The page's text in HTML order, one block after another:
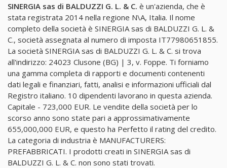
SINERGIA sas di BALDUZZI G. L. & C. è un'azienda, che è
stata registrata 2014 nella regione N\A, Italia. Il nome
completo della società è SINERGIA sas di BALDUZZI G. L. &
C., società assegnata al numero di imposta IT77980651855.
La società SINERGIA sas di BALDUZZI G. L. & C. si trova
all'indirizzo: 24023 Clusone (BG) | 3, v. Foppe. Ti forniamo
una gamma completa di rapporti e documenti contenenti
dati legali e finanziari, fatti, analisi e informazioni ufficiali dal
Registro italiano. 10 dipendenti lavorano in questa azienda.
Capitale - 723,000 EUR. Le vendite della società per lo
scorso anno sono state pari a approssimativamente
655,000,000 EUR, e questo ha Perfetto il rating del credito.
La categoria di industria è MANUFACTURERS:
PREFABBRICATI. I prodotti creati in SINERGIA sas di
BALDUZZI G. L. & C. non sono stati trovati.